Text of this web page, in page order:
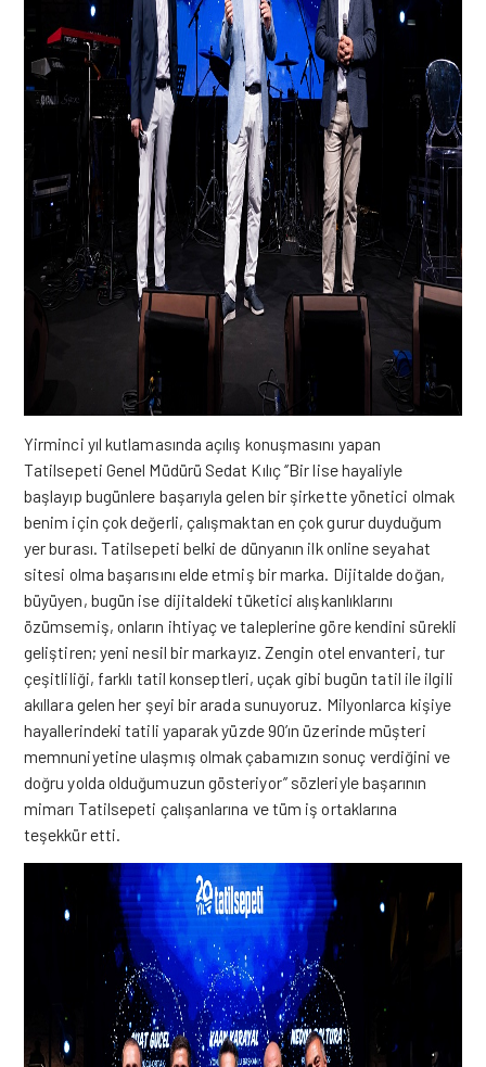
Yirminci yıl kutlamasında açılış konuşmasını yapan
Tatilsepeti Genel Müdürü Sedat Kılıç ‘’Bir lise hayaliyle
başlayıp bugünlere başarıyla gelen bir şirkette yönetici olmak
benim için çok değerli, çalışmaktan en çok gurur duyduğum
yer burası. Tatilsepeti belki de dünyanın ilk online seyahat
sitesi olma başarısını elde etmiş bir marka. Dijitalde doğan,
büyüyen, bugün ise dijitaldeki tüketici alışkanlıklarını
özümsemiş, onların ihtiyaç ve taleplerine göre kendini sürekli
geliştiren; yeni nesil bir markayız. Zengin otel envanteri, tur
çeşitliliği, farklı tatil konseptleri, uçak gibi bugün tatil ile ilgili
akıllara gelen her şeyi bir arada sunuyoruz. Milyonlarca kişiye
hayallerindeki tatili yaparak yüzde 90’ın üzerinde müşteri
memnuniyetine ulaşmış olmak çabamızın sonuç verdiğini ve
doğru yolda olduğumuzun gösteriyor’’ sözleriyle başarının
mimarı Tatilsepeti çalışanlarına ve tüm iş ortaklarına
teşekkür etti.